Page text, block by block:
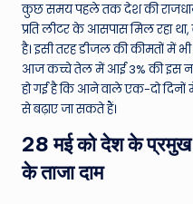
कुछ समय पहले तक देश की
प्रति लीटर के आसपास मिल रहा
है। इसी तरह डीजल की कीमतों में
आज कच्चे तेल में आई 3% की इस
हो गई है कि आने वाले एक-दो
से बढ़ाए जा सकते हैं।
28 मई को देश के प्रमुख
के ताजा दाम